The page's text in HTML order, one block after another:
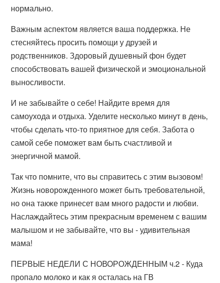
нормально.
Важным аспектом является ваша поддержка. Не
стесняйтесь просить помощи у друзей и
родственников. Здоровый душевный фон будет
способствовать вашей физической и эмоциональной
выносливости.
И не забывайте о себе! Найдите время для
самоухода и отдыха. Уделите несколько минут в день,
чтобы сделать что-то приятное для себя. Забота о
самой себе поможет вам быть счастливой и
энергичной мамой.
Так что помните, что вы справитесь с этим вызовом!
Жизнь новорожденного может быть требовательной,
но она также принесет вам много радости и любви.
Наслаждайтесь этим прекрасным временем с вашим
малышом и не забывайте, что вы - удивительная
мама!
ПЕРВЫЕ НЕДЕЛИ С НОВОРОЖДЕННЫМ ч.2 - Куда
пропало молоко и как я осталась на ГВ